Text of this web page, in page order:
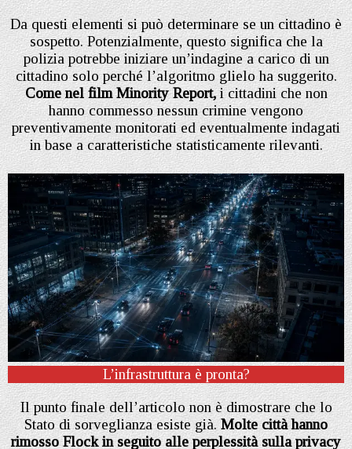
Da questi elementi si può determinare se un cittadino è
sospetto. Potenzialmente, questo significa che la
polizia potrebbe iniziare un’indagine a carico di un
cittadino solo perché l’algoritmo glielo ha suggerito.
Come nel film Minority Report,i cittadini che non
hanno commesso nessun crimine vengono
preventivamente monitorati ed eventualmente indagati
in base a caratteristiche statisticamente rilevanti.
L’infrastruttura è pronta?
Il punto finale dell’articolo non è dimostrare che lo
Stato di sorveglianza esiste già.Molte città hanno
rimosso Flock in seguito alle perplessità sulla privacy